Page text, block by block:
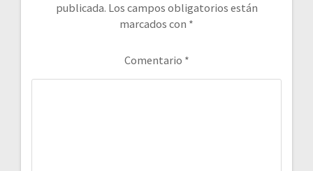
publicada. Los campos obligatorios están
marcados con *
Comentario *